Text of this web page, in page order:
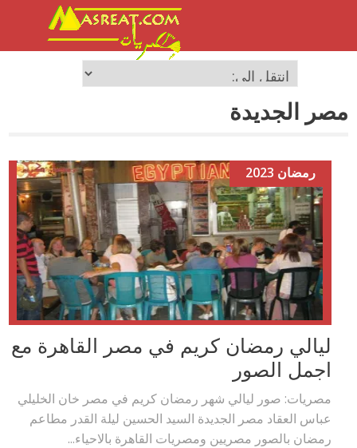
مصر الجديدة
رمضان 2023
ليالي رمضان كريم في مصر القاهرة مع
اجمل الصور
مصريات: صور ليالي شهر رمضان كريم في مصر خان الخليلي
عباس العقاد مصر الجديدة السيد الحسين ليلة القدر مطاعم
رمضان بالصور مصريين ومصريات القاهرة بالاحياء...